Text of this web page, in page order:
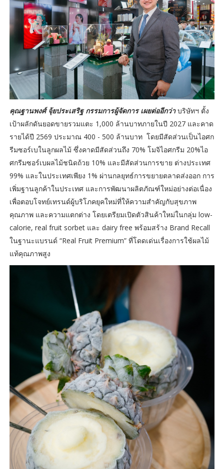
คุณฐานพงศ์ จุ้ยประเสริฐ กรรมการผู้จัดการ เผยต่ออีกว่าบริษัทฯ ตั้ง
เป้าผลักดันยอดขายรวมแตะ 1,000 ล้านบาทภายในปี 2027 และคาด
รายได้ปี 2569 ประมาณ 400 - 500 ล้านบาท โดยมีสัดส่วนเป็นไอศก
รีมซอร์เบในลูกผลไม้ ซึ่งคาดมีสัดส่วนถึง 70% โมจิไอศกรีม 20%ไอ
ศกรีมซอร์เบผลไม้ชนิดถ้วย 10% และมีสัดส่วนการขาย ต่างประเทศ
99% และในประเทศเพียง 1% ผ่านกลยุทธ์การขยายตลาดส่งออก การ
เพิ่มฐานลูกค้าในประเทศ และการพัฒนาผลิตภัณฑ์ใหม่อย่างต่อเนื่อง
เพื่อตอบโจทย์เทรนด์ผู้บริโภคยุคใหม่ที่ให้ความสำคัญกับสุขภาพ
คุณภาพ และความแตกต่าง โดยเตรียมเปิดตัวสินค้าใหม่ในกลุ่ม low-
calorie, real fruit sorbet และ dairy free พร้อมสร้าง Brand Recall
ในฐานะแบรนด์ “Real Fruit Premium” ที่โดดเด่นเรื่องการใช้ผลไม้
แท้คุณภาพสูง